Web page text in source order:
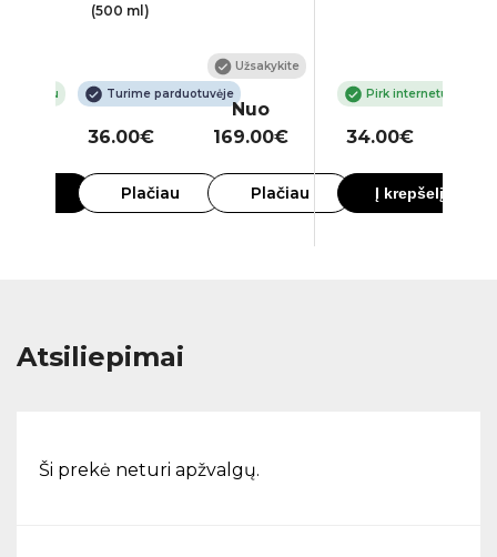
(500 ml)
Turime parduotuvėje
36.00€
Plačiau
Užsakykite
Nuo
169.00€
Plačiau
Pirk internetu
34.00€
Į krepšelį
Atsiliepimai
Ši prekė neturi apžvalgų.